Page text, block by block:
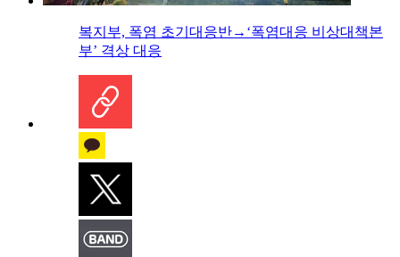
복지부, 폭염 초기대응반→‘폭염대응 비상대책본
부’ 격상 대응